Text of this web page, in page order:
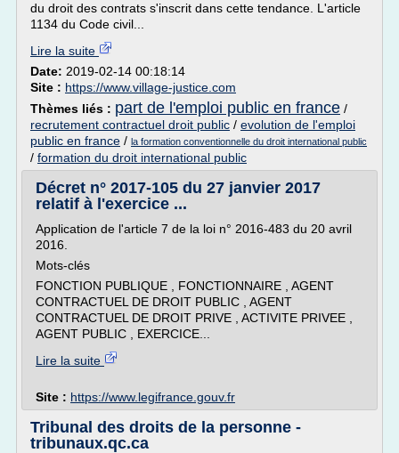
du droit des contrats s'inscrit dans cette tendance. L'article
1134 du Code civil...
Lire la suite
Date: 2019-02-14 00:18:14
Site : https://www.village-justice.com
Thèmes liés : part de l'emploi public en france /
recrutement contractuel droit public / evolution de l'emploi
public en france / la formation conventionnelle du droit international public
/ formation du droit international public
Décret n° 2017-105 du 27 janvier 2017
relatif à l'exercice ...
Application de l'article 7 de la loi n° 2016-483 du 20 avril
2016.
Mots-clés
FONCTION PUBLIQUE , FONCTIONNAIRE , AGENT
CONTRACTUEL DE DROIT PUBLIC , AGENT
CONTRACTUEL DE DROIT PRIVE , ACTIVITE PRIVEE ,
AGENT PUBLIC , EXERCICE...
Lire la suite
Site : https://www.legifrance.gouv.fr
Tribunal des droits de la personne -
tribunaux.qc.ca